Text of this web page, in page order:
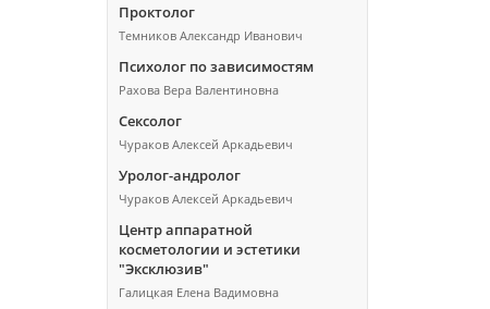
Проктолог
Темников Александр Иванович
Психолог по зависимостям
Рахова Вера Валентиновна
Сексолог
Чураков Алексей Аркадьевич
Уролог-андролог
Чураков Алексей Аркадьевич
Центр аппаратной
косметологии и эстетики
"Эксклюзив"
Галицкая Елена Вадимовна